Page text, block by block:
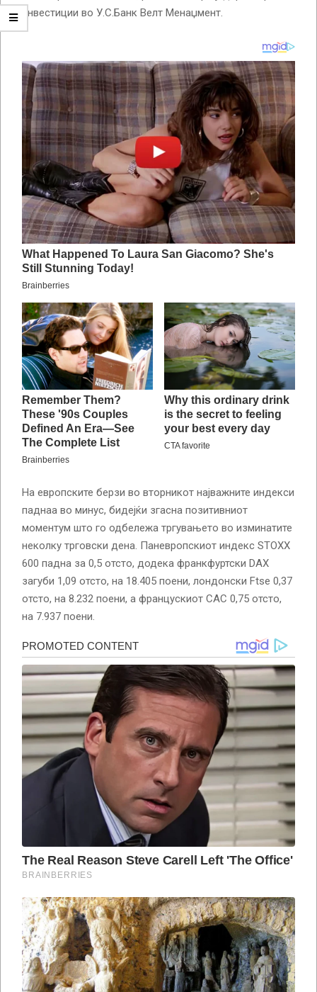
инвестиции во У.С.Банк Велт Менаџмент.
На европските берзи во вторникот најважните индекси
паднаа во минус, бидејќи згасна позитивниот
моментум што го одбележа тргувањето во изминатите
неколку трговски дена. Паневропскиот индекс STOXX
600 падна за 0,5 отсто, додека франкфуртски DAX
загуби 1,09 отсто, на 18.405 поени, лондонски Ftse 0,37
отсто, на 8.232 поени, а францускиот CAC 0,75 отсто,
на 7.937 поени.